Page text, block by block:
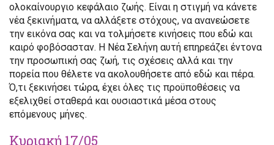
ολοκαίνουργιο κεφάλαιο ζωής. Είναι η στιγμή να κάνετε
νέα ξεκινήματα, να αλλάξετε στόχους, να ανανεώσετε
την εικόνα σας και να τολμήσετε κινήσεις που εδώ και
καιρό φοβόσασταν. Η Νέα Σελήνη αυτή επηρεάζει έντονα
την προσωπική σας ζωή, τις σχέσεις αλλά και την
πορεία που θέλετε να ακολουθήσετε από εδώ και πέρα.
Ό,τι ξεκινήσει τώρα, έχει όλες τις προϋποθέσεις να
εξελιχθεί σταθερά και ουσιαστικά μέσα στους
επόμενους μήνες.
Κυριακή 17/05